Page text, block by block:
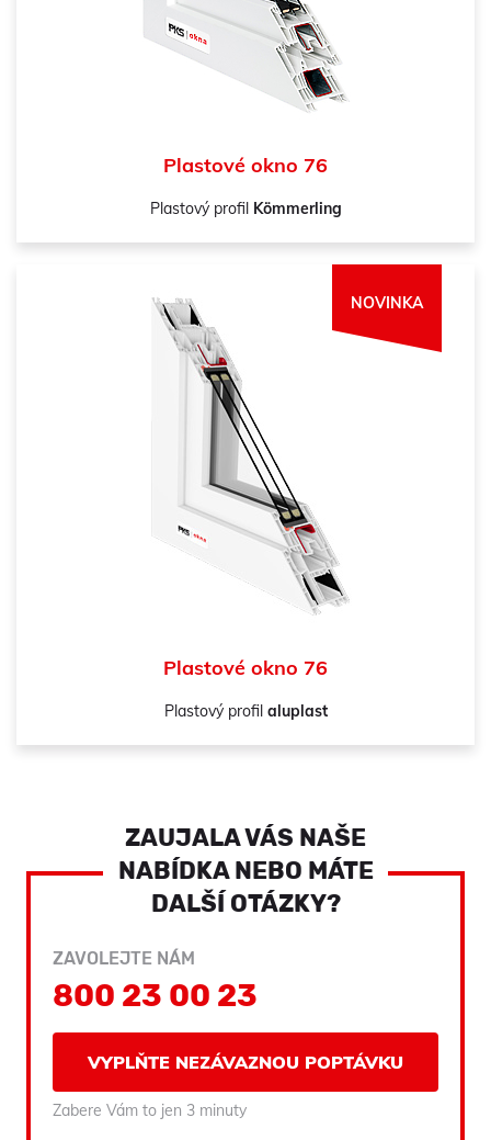
Plastové okno 76
Plastový profil Kömmerling
Plastové okno 76
Plastový profil aluplast
NOVINKA
ZAUJALA VÁS NAŠE
NABÍDKA NEBO MÁTE
DALŠÍ OTÁZKY?
ZAVOLEJTE NÁM
800 23 00 23
VYPLŇTE NEZÁVAZNOU POPTÁVKU
Zabere Vám to jen 3 minuty